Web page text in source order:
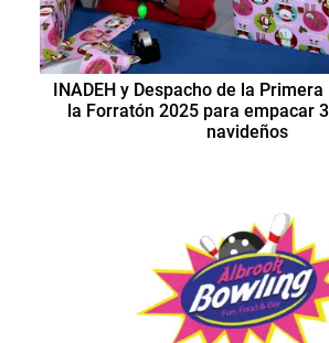
INADEH y Despacho de la
la Forratón 2025 para empacar
navideños